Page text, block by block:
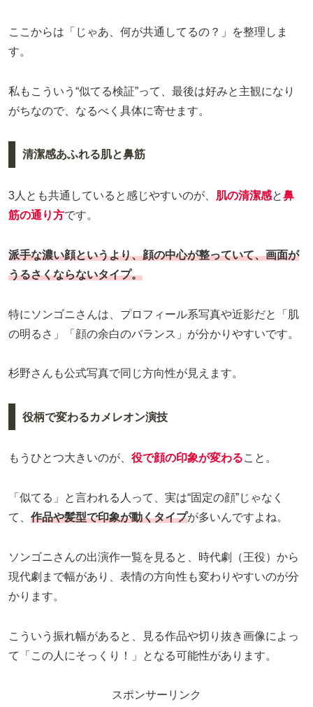
ここからは「じゃあ、何が共通してるの？」を整理しま
す。
私もこういう“似てる検証”って、最後は好みと主観になり
がちなので、なるべく具体に寄せます。
清潔感あふれる肌と鼻筋
3人とも共通していると感じやすいのが、 肌の清潔感と鼻
筋の通り方です。
派手な濃い顔というより、顔の中心が整っていて、画面が
うるさくならないタイプ。
特にソンゴニさんは、プロフィール系写真や近影だと「肌
の明るさ」「顔の余白のバランス」が分かりやすいです。
杉野さんも公式写真で同じ方向性が見えます。
役柄で変わるカメレオン演技
もうひとつ大きいのが、 役で顔の印象が変わること。
「似てる」と言われる人って、実は“固定の顔”じゃなく
て、 作品や髪型で印象が動くタイプが多いんですよね。
ソンゴニさんの出演作一覧を見ると、時代劇（王役）から
現代劇まで幅があり、表情の方向性も変わりやすいのが分
かります。
こういう振れ幅があると、見る作品や切り抜き画像によっ
て「この人にそっくり！」となる可能性があります。
スポンサーリンク